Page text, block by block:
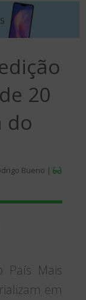
20
do
Bueno |
País Mais
em